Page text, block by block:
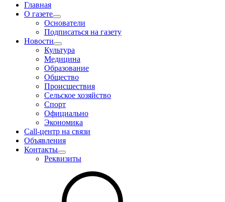
Главная
О газете
Основатели
Подписаться на газету
Новости
Культура
Медицина
Образование
Общество
Происшествия
Сельское хозяйство
Спорт
Официально
Экономика
Call-центр на связи
Объявления
Контакты
Реквизиты